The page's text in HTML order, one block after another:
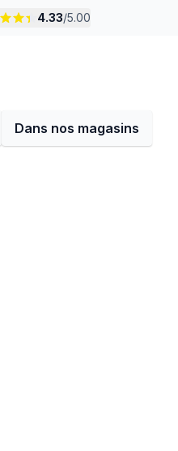
4.33/5.00
Dans nos magasins